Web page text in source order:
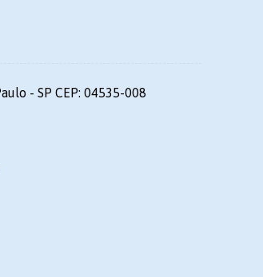
- SP CEP: 04535-008